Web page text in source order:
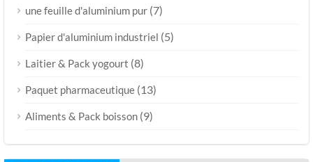
une feuille d'aluminium pur (7)
Papier d'aluminium industriel (5)
Laitier & Pack yogourt (8)
Paquet pharmaceutique (13)
Aliments & Pack boisson (9)